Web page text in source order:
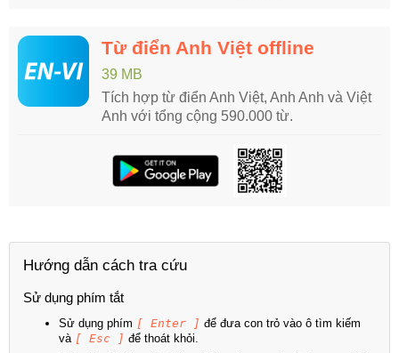
Từ điển Anh Việt offline
39 MB
Tích hợp từ điển Anh Việt, Anh Anh và Việt
Anh với tổng cộng 590.000 từ.
Hướng dẫn cách tra cứu
Sử dụng phím tắt
Sử dụng phím [ Enter ] để đưa con trỏ vào ô tìm kiếm
và [ Esc ] để thoát khỏi.